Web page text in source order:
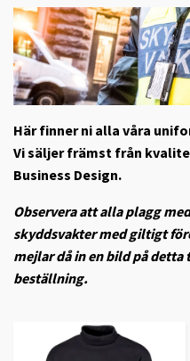
Här finner ni alla våra
Vi säljer främst från
Business Design.
Observera att alla plagg
skyddsvakter med giltigt
mejlar då in en bild på detta
beställning.